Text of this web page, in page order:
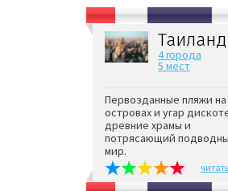
Таиланд
4 города
5 мест
Первозданные пляжи на
островах и угар
древние храмы и
потрясающий
мир.